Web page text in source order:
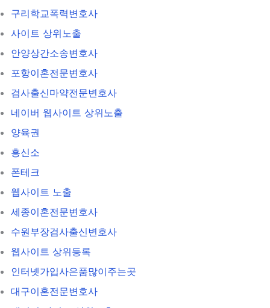
구리학교폭력변호사
사이트 상위노출
안양상간소송변호사
포항이혼전문변호사
검사출신마약전문변호사
네이버 웹사이트 상위노출
양육권
흥신소
폰테크
웹사이트 노출
세종이혼전문변호사
수원부장검사출신변호사
웹사이트 상위등록
인터넷가입사은품많이주는곳
대구이혼전문변호사